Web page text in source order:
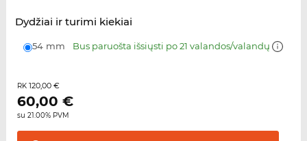
Dydžiai ir turimi kiekiai
54 mm Bus paruošta išsiųsti po 21 valandos/valandų
RK 120,00 €
60,00 €
su 21.00% PVM